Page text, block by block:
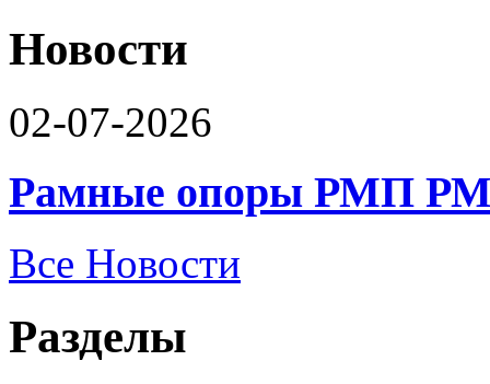
Новости
02-07-2026
Рамные опоры РМП
Все Новости
Разделы